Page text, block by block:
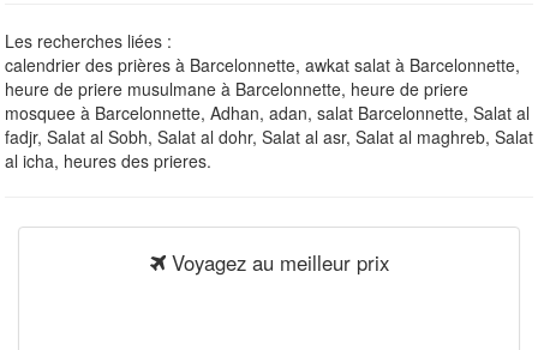
Les recherches liées :
calendrier des prières à Barcelonnette, awkat salat à Barcelonnette,
heure de priere musulmane à Barcelonnette, heure de priere
mosquee à Barcelonnette, Adhan, adan, salat Barcelonnette, Salat al
fadjr, Salat al Sobh, Salat al dohr, Salat al asr, Salat al maghreb, Salat
al icha, heures des prieres.
Voyagez au meilleur prix